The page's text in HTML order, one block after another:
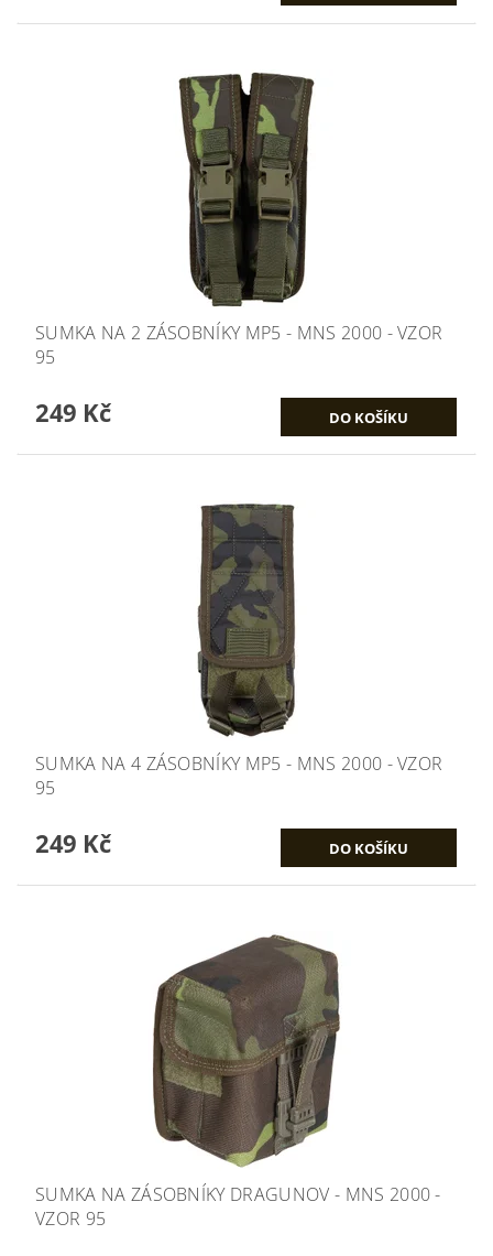
SUMKA NA 2 ZÁSOBNÍKY MP5 - MNS 2000 - VZOR
95
249 Kč
SUMKA NA 4 ZÁSOBNÍKY MP5 - MNS 2000 - VZOR
95
249 Kč
SUMKA NA ZÁSOBNÍKY DRAGUNOV - MNS 2000 -
VZOR 95